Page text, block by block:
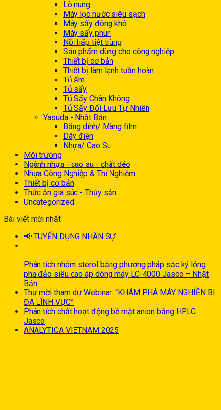
Lò nung
Máy lọc nước siêu sạch
Máy sấy đông khô
Máy sấy phun
Nồi hấp tiệt trùng
Sản phẩm dùng cho công nghiệp
Thiết bị cơ bản
Thiết bị làm lạnh tuần hoàn
Tủ ấm
Tủ sấy
Tủ Sấy Chân Không
Tủ Sấy Đối Lưu Tự Nhiên
Yasuda - Nhật Bản
Băng dính/ Màng film
Dây điện
Nhựa/ Cao Su
Môi trường
Ngành nhựa - cao su - chất dẻo
Nhựa Công Nghiệp & Thí Nghiệm
Thiết bị cơ bản
Thức ăn gia súc - Thủy sản
Uncategorized
Bài viết mới nhất
📢 TUYỂN DỤNG NHÂN SỰ
Phân tích nhóm sterol bằng phương pháp sắc ký lỏng
pha đảo siêu cao áp dòng máy LC-4000 Jasco – Nhật
Bản
Thư mời tham dự Webinar: “KHÁM PHÁ MÁY NGHIỀN BI
ĐA LĨNH VỰC”
Phân tích chất hoạt động bề mặt anion bằng HPLC
Jasco
ANALYTICA VIETNAM 2025